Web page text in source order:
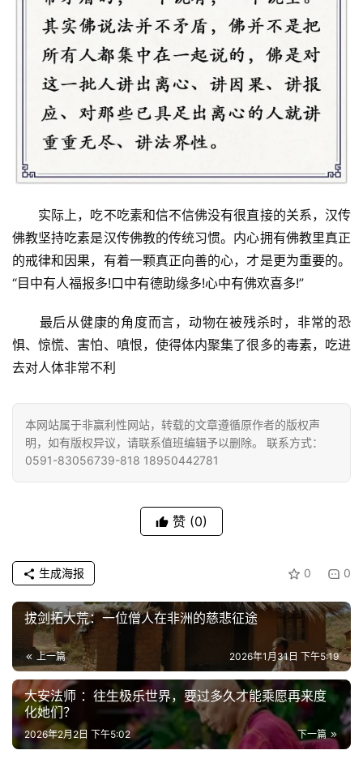
院
巡
视
频
佛
术
政
免
责
声
登录 注册
实际上，吃不吃素和信不信佛没有很直接的关系，汉传
佛教坚持吃素是汉传佛教的传统习惯。内心拥有佛教里真正
的戒律和因果，有着一颗真正向善的心，才是更为重要的。
“目中有人福报多!口中有德助缘多!心中有佛欢喜多!”
最后从健康的角度而言，动物在被残杀时，非常的恐
惧、惊慌、害怕、嗔恨，使得体内聚集了很多的毒素，吃进
去对人体非常不利
本网站属于非赢利性网站，转载的文章遵循原作者的版权声
明，如有版权异议，请联系值班编辑予以删除。 联系方式：
0591-83056739-818 18950442781
赞 (0)
0 0
生成海报
拔剑拓大荒：一位僧人在非洲的慈悲征途
上一篇 2026年1月31日 下午5:19
大安法师 ：往生极乐世界，要过多久才能乘愿再来度
化她们？
下一篇
2026年2月2日 下午5:02